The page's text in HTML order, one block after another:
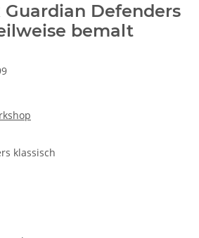
Guardian Defenders
bemalt
klassisch